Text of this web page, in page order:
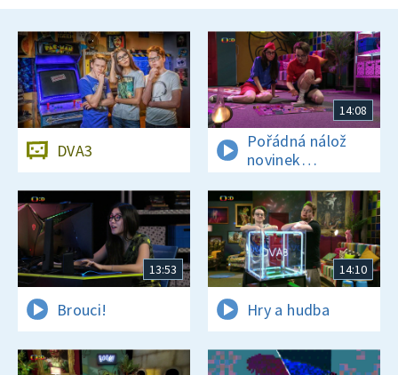
DVA3
14:08
Pořádná nálož
novinek
a zajímavostí
13:53
Brouci!
14:10
Hry a hudba